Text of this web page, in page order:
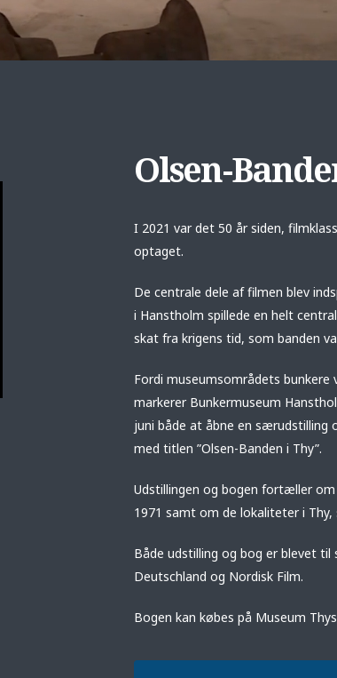
Olsen-
I 2021 var det 50 år siden,
optaget.
De centrale dele af filmen blev
i Hanstholm spillede en helt
skat fra krigens tid, som banden
Fordi museumsområdets bunkere
markerer Bunkermuseum
juni både at åbne en særudstilling
med titlen ”Olsen-Banden i Thy”.
Udstillingen og bogen fortæller
1971 samt om de lokaliteter i
Både udstilling og bog er blevet til
Deutschland og Nordisk Film.
Bogen kan købes på Museum Thys